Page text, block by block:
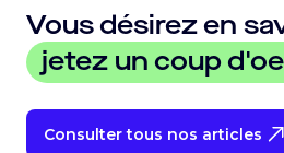
Vous désirez en
jetez un coup
Consulter tous nos articles